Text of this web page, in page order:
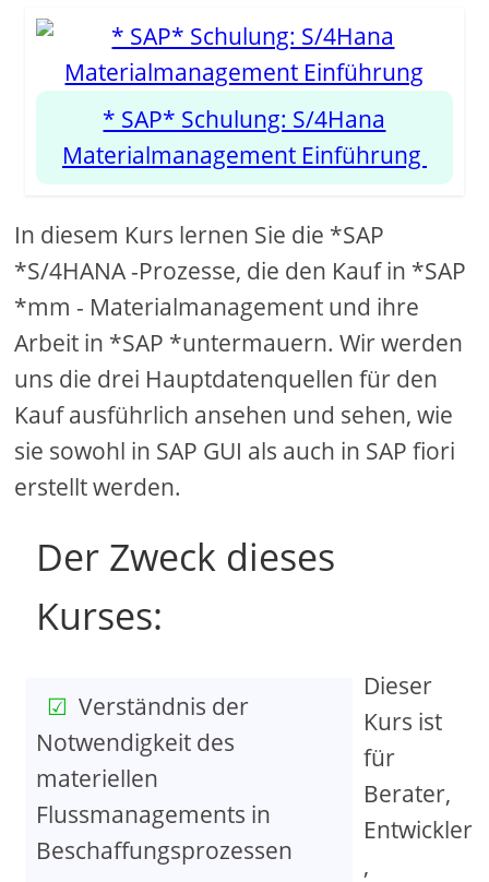
* SAP* Schulung: S/4Hana
Materialmanagement Einführung
In diesem Kurs lernen Sie die *SAP
*S/4HANA -Prozesse, die den Kauf in *SAP
*mm - Materialmanagement und ihre
Arbeit in *SAP *untermauern. Wir werden
uns die drei Hauptdatenquellen für den
Kauf ausführlich ansehen und sehen, wie
sie sowohl in SAP GUI als auch in SAP fiori
erstellt werden.
Der Zweck dieses
Kurses:
Verständnis der
Notwendigkeit des
materiellen
Flussmanagements in
Beschaffungsprozessen
Dieser
Kurs ist
für
Berater,
Entwickler
,